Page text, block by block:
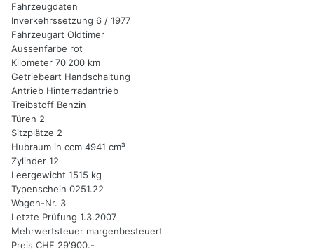
Fahrzeugdaten
Inverkehrssetzung 6 / 1977
Fahrzeugart Oldtimer
Aussenfarbe rot
Kilometer 70'200 km
Getriebeart Handschaltung
Antrieb Hinterradantrieb
Treibstoff Benzin
Türen 2
Sitzplätze 2
Hubraum in ccm 4941 cm³
Zylinder 12
Leergewicht 1515 kg
Typenschein 0251.22
Wagen-Nr. 3
Letzte Prüfung 1.3.2007
Mehrwertsteuer margenbesteuert
Preis CHF 29'900.-